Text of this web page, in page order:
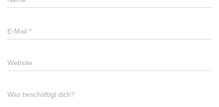
E-Mail *
Website
Was beschäftigt dich?